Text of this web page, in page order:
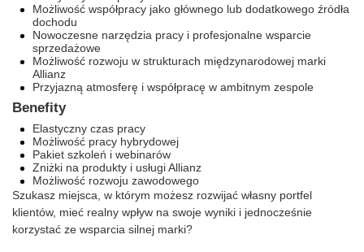
Możliwość współpracy jako głównego lub dodatkowego źródła
dochodu
Nowoczesne narzędzia pracy i profesjonalne wsparcie
sprzedażowe
Możliwość rozwoju w strukturach międzynarodowej marki
Allianz
Przyjazną atmosferę i współpracę w ambitnym zespole
Benefity
Elastyczny czas pracy
Możliwość pracy hybrydowej
Pakiet szkoleń i webinarów
Zniżki na produkty i usługi Allianz
Możliwość rozwoju zawodowego
Szukasz miejsca, w którym możesz rozwijać własny portfel
klientów, mieć realny wpływ na swoje wyniki i jednocześnie
korzystać ze wsparcia silnej marki?